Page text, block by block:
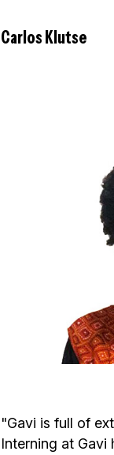
Carlos Klutse
"Gavi is full of
Interning at Gavi